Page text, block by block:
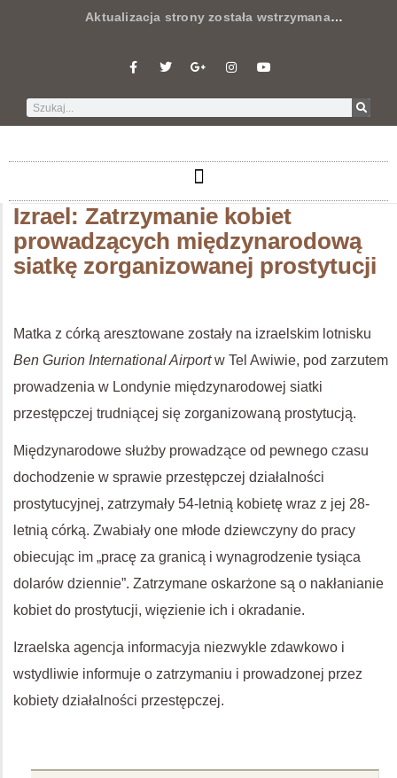
Aktualizacja strony została wstrzymana…
Izrael: Zatrzymanie kobiet
prowadzących międzynarodową
siatkę zorganizowanej prostytucji
Matka z córką aresztowane zostały na izraelskim lotnisku
Ben Gurion International Airportw Tel Awiwie, pod zarzutem
prowadzenia w Londynie międzynarodowej siatki
przestępczej trudniącej się zorganizowaną prostytucją.
Międzynarodowe służby prowadzące od pewnego czasu
dochodzenie w sprawie przestępczej działalności
prostytucyjnej, zatrzymały 54-letnią kobietę wraz z jej 28-
letnią córką. Zwabiały one młode dziewczyny do pracy
obiecując im „pracę za granicą i wynagrodzenie tysiąca
dolarów dziennie”. Zatrzymane oskarżone są o nakłanianie
kobiet do prostytucji, więzienie ich i okradanie.
Izraelska agencja informacyja niezwykle zdawkowo i
wstydliwie informuje o zatrzymaniu i prowadzonej przez
kobiety działalności przestępczej.